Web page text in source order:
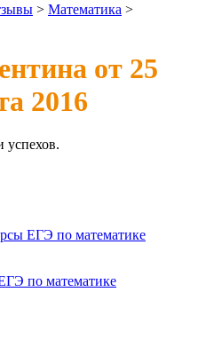
> Математика >
от 25
2016
ЕГЭ по математике
по математике